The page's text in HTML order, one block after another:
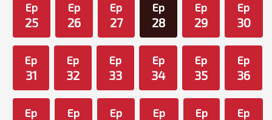
Ep
25
Ep
26
Ep
27
Ep
28
Ep
29
Ep
30
Ep
31
Ep
32
Ep
33
Ep
34
Ep
35
Ep
36
Ep Ep Ep Ep Ep Ep